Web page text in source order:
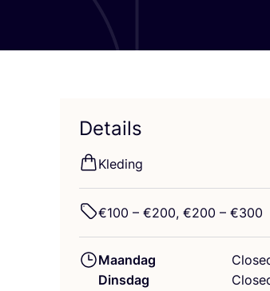
Details
Kle­ding
€100 – €200, €200 – €300
Maandag
Dinsdag